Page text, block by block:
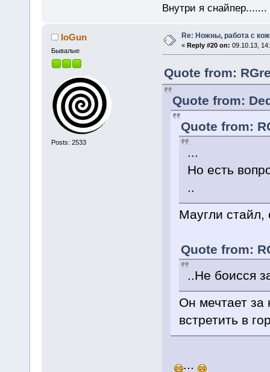
Внутри я
IoGun
Бывалые
Posts: 2533
Re: Ножны, работа с
« Reply #20 on: 09.10.13,
Quote from:
Quote from:
Quote from:
...
Но есть
..
Маугли стайл,
Quote from:
..Не боисся
Он мечтает за
встретить в
...